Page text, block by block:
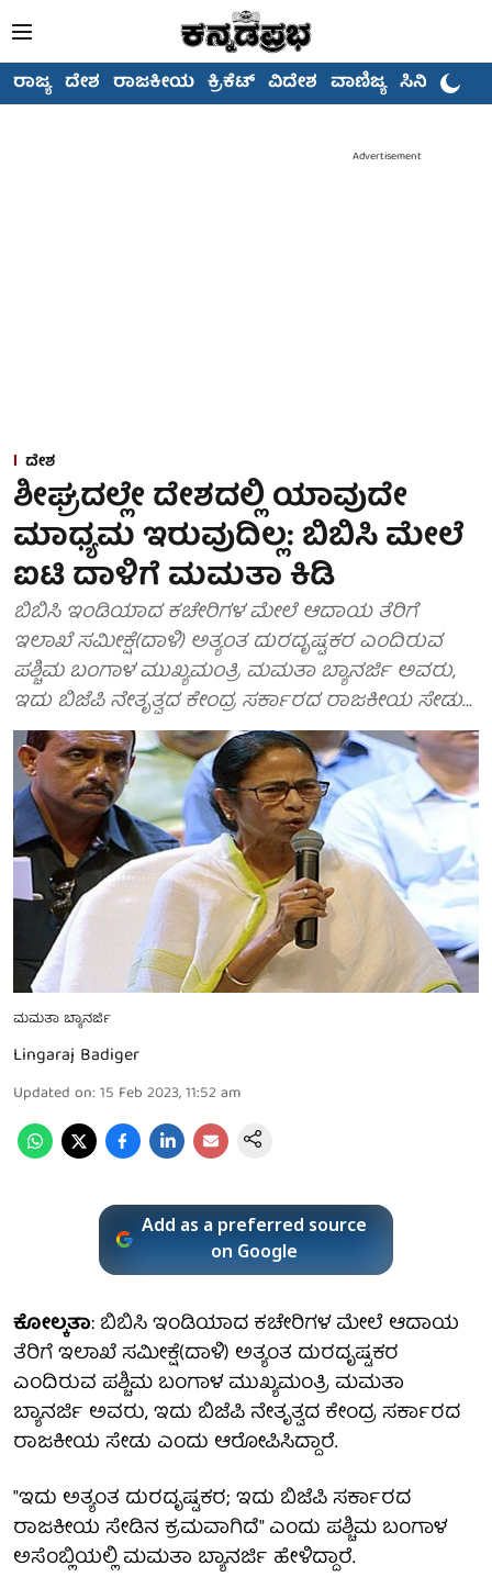
ರಾಜ್ಯ ದೇಶ ರಾಜಕೀಯ ಕ್ರಿಕೆಟ್ ವಿದೇಶ ವಾಣಿಜ್ಯ ಸಿನಿಮಾ
Advertisement
ದೇಶ
ಶೀಘ್ರದಲ್ಲೇ ದೇಶದಲ್ಲಿ ಯಾವುದೇ
ಮಾಧ್ಯಮ ಇರುವುದಿಲ್ಲ: ಬಿಬಿಸಿ ಮೇಲೆ
ಐಟಿ ದಾಳಿಗೆ ಮಮತಾ ಕಿಡಿ
ಬಿಬಿಸಿ ಇಂಡಿಯಾದ ಕಚೇರಿಗಳ ಮೇಲೆ ಆದಾಯ ತೆರಿಗೆ
ಇಲಾಖೆ ಸಮೀಕ್ಷೆ(ದಾಳಿ) ಅತ್ಯಂತ ದುರದೃಷ್ಟಕರ ಎಂದಿರುವ
ಪಶ್ಚಿಮ ಬಂಗಾಳ ಮುಖ್ಯಮಂತ್ರಿ ಮಮತಾ ಬ್ಯಾನರ್ಜಿ ಅವರು,
ಇದು ಬಿಜೆಪಿ ನೇತೃತ್ವದ ಕೇಂದ್ರ ಸರ್ಕಾರದ ರಾಜಕೀಯ ಸೇಡು...
ಮಮತಾ ಬ್ಯಾನರ್ಜಿ
Lingaraj Badiger
Updated on: 15 Feb 2023, 11:52 am
Add as a preferred source
on Google
ಕೋಲ್ಕತಾ: ಬಿಬಿಸಿ ಇಂಡಿಯಾದ ಕಚೇರಿಗಳ ಮೇಲೆ ಆದಾಯ
ತೆರಿಗೆ ಇಲಾಖೆ ಸಮೀಕ್ಷೆ(ದಾಳಿ) ಅತ್ಯಂತ ದುರದೃಷ್ಟಕರ
ಎಂದಿರುವ ಪಶ್ಚಿಮ ಬಂಗಾಳ ಮುಖ್ಯಮಂತ್ರಿ ಮಮತಾ
ಬ್ಯಾನರ್ಜಿ ಅವರು, ಇದು ಬಿಜೆಪಿ ನೇತೃತ್ವದ ಕೇಂದ್ರ ಸರ್ಕಾರದ
ರಾಜಕೀಯ ಸೇಡು ಎಂದು ಆರೋಪಿಸಿದ್ದಾರೆ.
"ಇದು ಅತ್ಯಂತ ದುರದೃಷ್ಟಕರ; ಇದು ಬಿಜೆಪಿ ಸರ್ಕಾರದ
ರಾಜಕೀಯ ಸೇಡಿನ ಕ್ರಮವಾಗಿದೆ" ಎಂದು ಪಶ್ಚಿಮ ಬಂಗಾಳ
ಅಸೆಂಬ್ಲಿಯಲ್ಲಿ ಮಮತಾ ಬ್ಯಾನರ್ಜಿ ಹೇಳಿದ್ದಾರೆ.